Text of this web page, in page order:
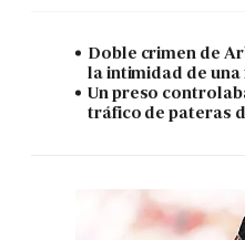
Doble crimen de
la intimidad de una
Un preso
tráfico de pateras